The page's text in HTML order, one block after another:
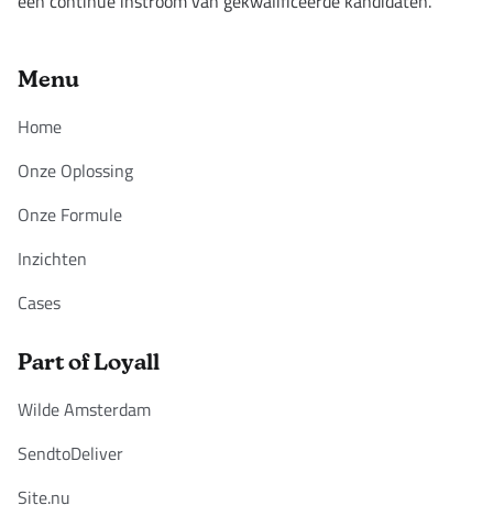
Menu
Home
Onze Oplossing
Onze Formule
Inzichten
Cases
Part of Loyall
Wilde Amsterdam
SendtoDeliver
Site.nu